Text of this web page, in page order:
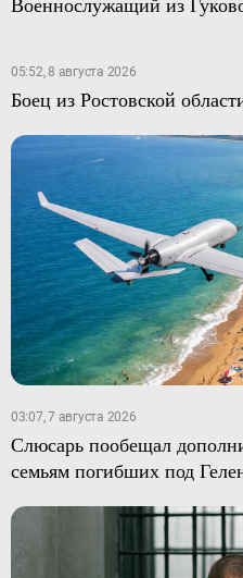
05:52, 8 августа 2026
Боец из Ростовской
03:07, 7 августа 2026
Слюсарь пообещал
семьям погибших под